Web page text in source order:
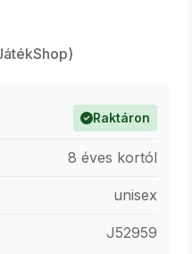
Raktáron
8 éves kortól
unisex
J52959